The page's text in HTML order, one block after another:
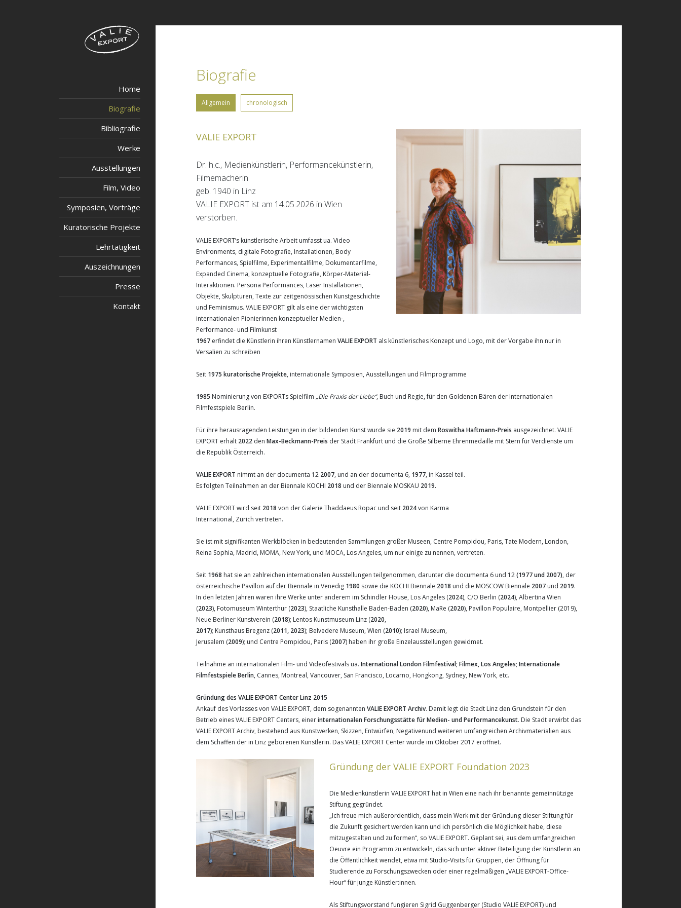
Home
Biografie
Bibliografie
Werke
Ausstellungen
Film, Video
Symposien, Vorträge
Kuratorische Projekte
Lehrtätigkeit
Auszeichnungen
Presse
Kontakt
Biografie
Allgemein chronologisch
VALIE EXPORT
Dr. h.c., Medienkünstlerin, Performancekünstlerin,
Filmemacherin
geb. 1940 in Linz
VALIE EXPORT ist am 14.05.2026 in Wien
verstorben.
VALIE EXPORT’s künstlerische Arbeit umfasst ua. Video
Environments, digitale Fotografie, Installationen, Body
Performances, Spielfilme, Experimentalfilme, Dokumentarfilme,
Expanded Cinema, konzeptuelle Fotografie, Körper-Material-
Interaktionen. Persona Performances, Laser Installationen,
Objekte, Skulpturen, Texte zur zeitgenössischen Kunstgeschichte
und Feminismus. VALIE EXPORT gilt als eine der wichtigsten
internationalen Pionierinnen konzeptueller Medien-,
Performance- und Filmkunst
1967 erfindet die Künstlerin ihren Künstlernamen VALIE EXPORT als künstlerisches Konzept und Logo, mit der Vorgabe ihn nur in
Versalien zu schreiben
Seit 1975 kuratorische Projekte, internationale Symposien, Ausstellungen und Filmprogramme
1985 Nominierung von EXPORTs Spielfilm „Die Praxis der Liebe“, Buch und Regie, für den Goldenen Bären der Internationalen
Filmfestspiele Berlin.
Für ihre herausragenden Leistungen in der bildenden Kunst wurde sie 2019 mit dem Roswitha Haftmann-Preis ausgezeichnet. VALIE
EXPORT erhält 2022 den Max-Beckmann-Preis der Stadt Frankfurt und die Große Silberne Ehrenmedaille mit Stern für Verdienste um
die Republik Österreich.
VALIE EXPORT nimmt an der documenta 12 2007, und an der documenta 6, 1977, in Kassel teil.
Es folgten Teilnahmen an der Biennale KOCHI 2018 und der Biennale MOSKAU 2019.
VALIE EXPORT wird seit 2018 von der Galerie Thaddaeus Ropac und seit 2024von Karma
International, Zürich vertreten.
Sie ist mit signifikanten Werkblöcken in bedeutenden Sammlungen großer Museen, Centre Pompidou, Paris, Tate Modern, London,
Reina Sophia, Madrid, MOMA, New York, und MOCA, Los Angeles, um nur einige zu nennen, vertreten.
Seit 1968 hat sie an zahlreichen internationalen Ausstellungen teilgenommen, darunter die documenta 6 und 12(1977 und 2007), der
österreichische Pavillon auf der Biennale in Venedig 1980 sowie die KOCHI Biennale 2018 und die MOSCOW Biennale 2007 und 2019.
In den letzten Jahren waren ihre Werke unter anderem im Schindler House, Los Angeles (2024), C/O Berlin (2024), Albertina Wien
(2023), Fotomuseum Winterthur (2023), Staatliche Kunsthalle Baden-Baden (2020), MaRe (2020), Pavillon Populaire, Montpellier (2019),
Neue Berliner Kunstverein (2018); Lentos Kunstmuseum Linz (2020,
2017); Kunsthaus Bregenz (2011, 2023); Belvedere Museum, Wien (2010); Israel Museum,
Jerusalem (2009); und Centre Pompidou, Paris (2007) haben ihr große Einzelausstellungen gewidmet.
Teilnahme an internationalen Film- und Videofestivals ua. International London Filmfestival; Filmex, Los Angeles; Internationale
Filmfestspiele Berlin, Cannes, Montreal, Vancouver, San Francisco, Locarno, Hongkong, Sydney, New York, etc.
Gründung des VALIE EXPORT Center Linz 2015
Ankauf des Vorlasses von VALIE EXPORT, dem sogenannten VALIE EXPORT Archiv. Damit legt die Stadt Linz den Grundstein für den
Betrieb eines VALIE EXPORT Centers, einerinternationalen Forschungsstätte für Medien- und Performancekunst. Die Stadt erwirbt das
VALIE EXPORT Archiv, bestehend aus Kunstwerken, Skizzen, Entwürfen, Negativenund weiteren umfangreichen Archivmaterialien aus
dem Schaffen der in Linz geborenen Künstlerin. Das VALIE EXPORT Center wurde im Oktober 2017 eröffnet.
Gründung der VALIE EXPORT Foundation 2023
Die Medienkünstlerin VALIE EXPORT hat in Wien eine nach ihr benannte gemeinnützige
Stiftung gegründet.
„Ich freue mich außerordentlich, dass mein Werk mit der Gründung dieser Stiftung für
die Zukunft gesichert werden kann und ich persönlich die Möglichkeit habe, diese
mitzugestalten und zu formen“, so VALIE EXPORT. Geplant sei, aus dem umfangreichen
Oeuvre ein Programm zu entwickeln, das sich unter aktiver Beteiligung der Künstlerin an
die Öffentlichkeit wendet, etwa mit Studio-Visits für Gruppen, der Öffnung für
Studierende zu Forschungszwecken oder einer regelmäßigen „VALIE EXPORT-Office-
Hour“ für junge Künstler:innen.
Als Stiftungsvorstand fungieren Sigrid Guggenberger (Studio VALIE EXPORT) und